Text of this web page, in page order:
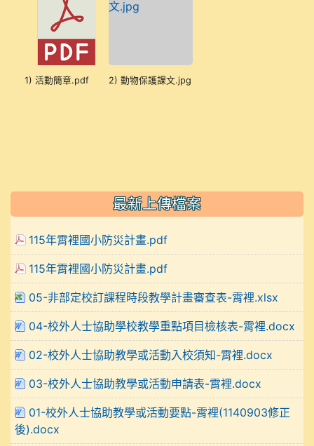
1) 活動簡章.pdf 2) 動物保護課文.jpg
最新上傳檔案
115年霄裡國小防災計畫.pdf
115年霄裡國小防災計畫.pdf
05-非部定校訂課程時段教學計畫審查表-霄裡.xlsx
04-校外人士協助學校教學重點項目檢核表-霄裡.docx
02-校外人士協助教學或活動入校須知-霄裡.docx
03-校外人士協助教學或活動申請表-霄裡.docx
01-校外人士協助教學或活動要點-霄裡(1140903修正
後).docx